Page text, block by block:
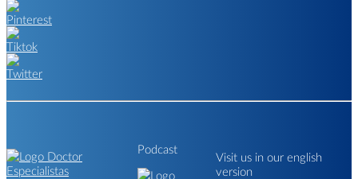
Podcast
Visit us in our english
version